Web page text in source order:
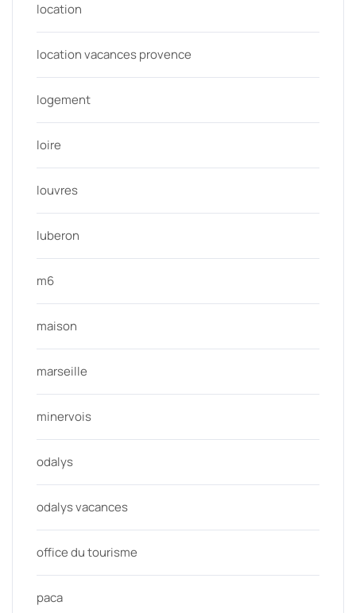
location
location vacances provence
logement
loire
louvres
luberon
m6
maison
marseille
minervois
odalys
odalys vacances
office du tourisme
paca